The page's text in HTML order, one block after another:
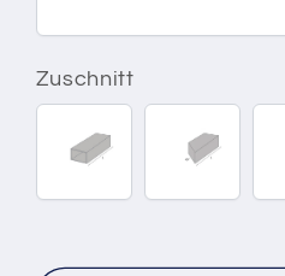
60x60x5
S235JR
60x60x5
Zuschnitt
90°
90°-45°